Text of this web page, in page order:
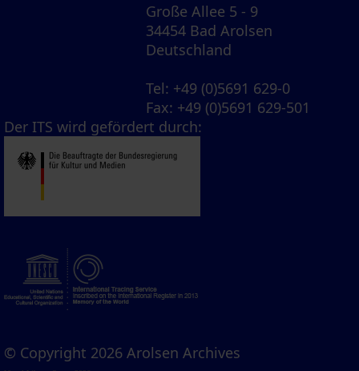
Große Allee 5 - 9
34454 Bad Arolsen
Deutschland
Tel: +49 (0)5691 629-0
Fax: +49 (0)5691 629-501
Der ITS wird gefördert durch:
© Copyright 2026 Arolsen Archives